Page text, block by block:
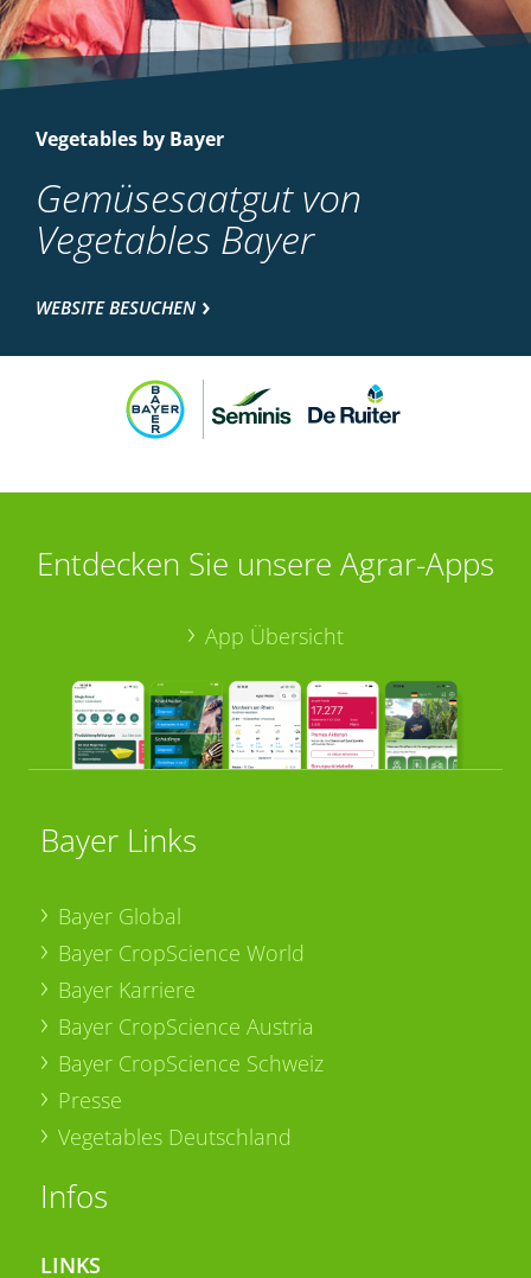
Vegetables by Bayer
Gemüsesaatgut von
Vegetables Bayer
WEBSITE BESUCHEN
Entdecken Sie unsere Agrar-Apps
App Übersicht
Bayer Links
Bayer Global
Bayer CropScience World
Bayer Karriere
Bayer CropScience Austria
Bayer CropScience Schweiz
Presse
Vegetables Deutschland
Infos
LINKS